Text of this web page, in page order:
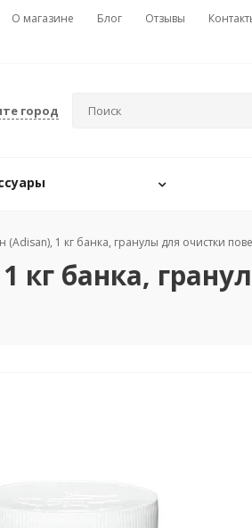
О магазине Блог Отзывы
город
(Adisan), 1 кг банка, гранулы для очистки
кг банка,